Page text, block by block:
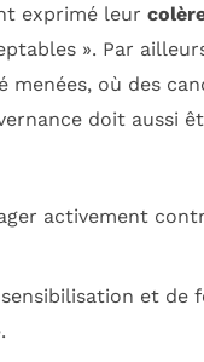
exprimé leur
». Par
où des
doit aussi
activement
et de